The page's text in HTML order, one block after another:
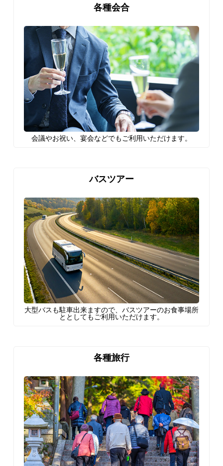
各種会合
会議やお祝い、宴会などでもご利用いただけます。
バスツアー
大型バスも駐車出来ますので、バスツアーのお食事場所
ととしてもご利用いただけます。
各種旅行